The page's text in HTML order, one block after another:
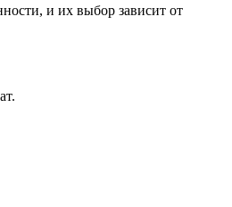
и их выбор зависит от